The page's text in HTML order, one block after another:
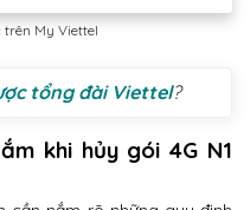
trên My Viettel
tổng đài Viettel?
khi hủy gói 4G N1